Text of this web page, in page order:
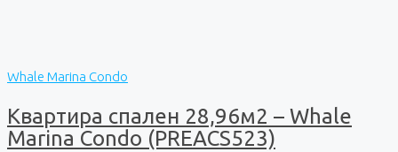
Whale Marina Condo
Квартира спален 28,96м2 – Whale
Marina Condo (PREACS523)